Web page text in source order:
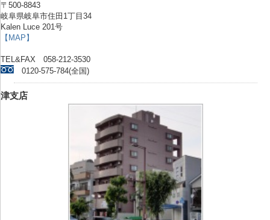
〒500-8843
岐阜県岐阜市住田1丁目34
Kalen Luce 201号
【MAP】
TEL&FAX 058-212-3530
0120-575-784(全国)
津支店